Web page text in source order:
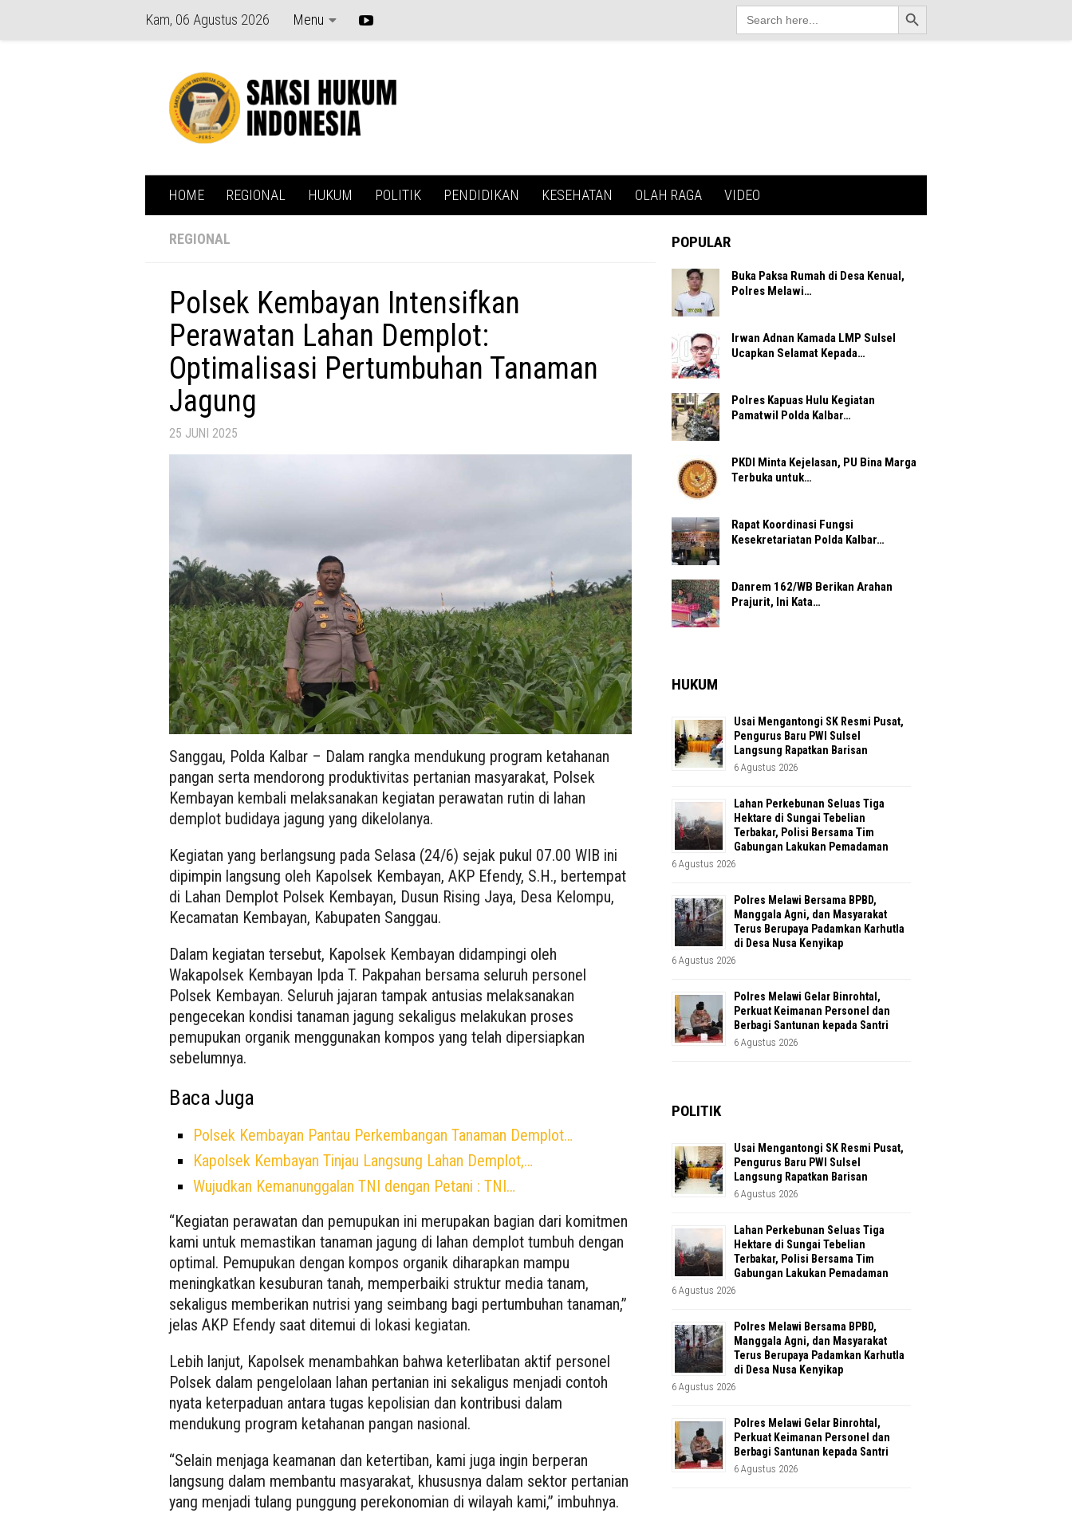
Kam, 06 Agustus 2026 Menu
Search
for:
Search Button
HOME REGIONAL HUKUM POLITIK PENDIDIKAN KESEHATAN OLAH RAGA VIDEO
REGIONAL
Polsek Kembayan Intensifkan
Perawatan Lahan Demplot:
Optimalisasi Pertumbuhan Tanaman
Jagung
25 JUNI 2025
Sanggau, Polda Kalbar – Dalam rangka mendukung program ketahanan
pangan serta mendorong produktivitas pertanian masyarakat, Polsek
Kembayan kembali melaksanakan kegiatan perawatan rutin di lahan
demplot budidaya jagung yang dikelolanya.
Kegiatan yang berlangsung pada Selasa (24/6) sejak pukul 07.00 WIB ini
dipimpin langsung oleh Kapolsek Kembayan, AKP Efendy, S.H., bertempat
di Lahan Demplot Polsek Kembayan, Dusun Rising Jaya, Desa Kelompu,
Kecamatan Kembayan, Kabupaten Sanggau.
Dalam kegiatan tersebut, Kapolsek Kembayan didampingi oleh
Wakapolsek Kembayan Ipda T. Pakpahan bersama seluruh personel
Polsek Kembayan. Seluruh jajaran tampak antusias melaksanakan
pengecekan kondisi tanaman jagung sekaligus melakukan proses
pemupukan organik menggunakan kompos yang telah dipersiapkan
sebelumnya.
Baca Juga
Polsek Kembayan Pantau Perkembangan Tanaman Demplot…
Kapolsek Kembayan Tinjau Langsung Lahan Demplot,…
Wujudkan Kemanunggalan TNI dengan Petani : TNI…
“Kegiatan perawatan dan pemupukan ini merupakan bagian dari komitmen
kami untuk memastikan tanaman jagung di lahan demplot tumbuh dengan
optimal. Pemupukan dengan kompos organik diharapkan mampu
meningkatkan kesuburan tanah, memperbaiki struktur media tanam,
sekaligus memberikan nutrisi yang seimbang bagi pertumbuhan tanaman,”
jelas AKP Efendy saat ditemui di lokasi kegiatan.
Lebih lanjut, Kapolsek menambahkan bahwa keterlibatan aktif personel
Polsek dalam pengelolaan lahan pertanian ini sekaligus menjadi contoh
nyata keterpaduan antara tugas kepolisian dan kontribusi dalam
mendukung program ketahanan pangan nasional.
“Selain menjaga keamanan dan ketertiban, kami juga ingin berperan
langsung dalam membantu masyarakat, khususnya dalam sektor pertanian
yang menjadi tulang punggung perekonomian di wilayah kami,” imbuhnya.
POPULAR
Buka Paksa Rumah di Desa Kenual,
Polres Melawi…
Irwan Adnan Kamada LMP Sulsel
Ucapkan Selamat Kepada…
Polres Kapuas Hulu Kegiatan
Pamatwil Polda Kalbar…
PKDI Minta Kejelasan, PU Bina Marga
Terbuka untuk…
Rapat Koordinasi Fungsi
Kesekretariatan Polda Kalbar…
Danrem 162/WB Berikan Arahan
Prajurit, Ini Kata…
HUKUM
Usai Mengantongi SK Resmi Pusat,
Pengurus Baru PWI Sulsel
Langsung Rapatkan Barisan
6 Agustus 2026
Lahan Perkebunan Seluas Tiga
Hektare di Sungai Tebelian
Terbakar, Polisi Bersama Tim
Gabungan Lakukan Pemadaman
6 Agustus 2026
Polres Melawi Bersama BPBD,
Manggala Agni, dan Masyarakat
Terus Berupaya Padamkan Karhutla
di Desa Nusa Kenyikap
6 Agustus 2026
Polres Melawi Gelar Binrohtal,
Perkuat Keimanan Personel dan
Berbagi Santunan kepada Santri
6 Agustus 2026
POLITIK
Usai Mengantongi SK Resmi Pusat,
Pengurus Baru PWI Sulsel
Langsung Rapatkan Barisan
6 Agustus 2026
Lahan Perkebunan Seluas Tiga
Hektare di Sungai Tebelian
Terbakar, Polisi Bersama Tim
Gabungan Lakukan Pemadaman
6 Agustus 2026
Polres Melawi Bersama BPBD,
Manggala Agni, dan Masyarakat
Terus Berupaya Padamkan Karhutla
di Desa Nusa Kenyikap
6 Agustus 2026
Polres Melawi Gelar Binrohtal,
Perkuat Keimanan Personel dan
Berbagi Santunan kepada Santri
6 Agustus 2026